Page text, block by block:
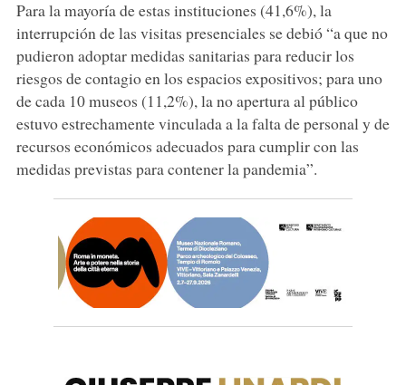
Para la mayoría de estas instituciones (41,6%), la
interrupción de las visitas presenciales se debió “a que no
pudieron adoptar medidas sanitarias para reducir los
riesgos de contagio en los espacios expositivos; para uno
de cada 10 museos (11,2%), la no apertura al público
estuvo estrechamente vinculada a la falta de personal y de
recursos económicos adecuados para cumplir con las
medidas previstas para contener la pandemia”.